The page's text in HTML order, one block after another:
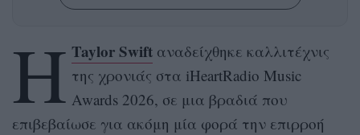
Η Taylor Swiftαναδείχθηκε καλλιτέχνις
της χρονιάς στα iHeartRadio Music
Awards 2026, σε μια βραδιά που
επιβεβαίωσε για ακόμη μία φορά την επιρροή